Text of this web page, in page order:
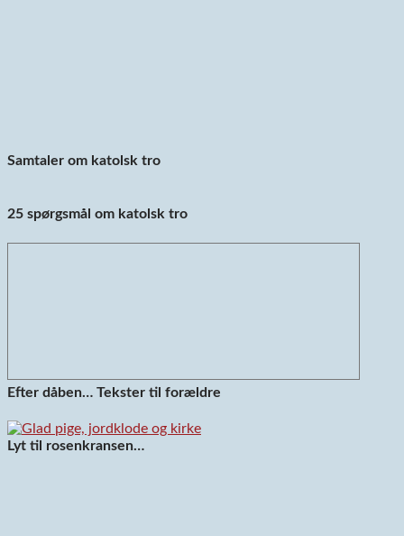
Samtaler om katolsk tro
25 spørgsmål om katolsk tro
Efter dåben… Tekster til forældre
Lyt til rosenkransen…